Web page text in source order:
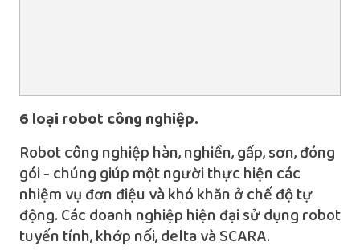
6 loại robot công nghiệp.
Robot công nghiệp hàn, nghiền, gấp, sơn, đóng
gói - chúng giúp một người thực hiện các
nhiệm vụ đơn điệu và khó khăn ở chế độ tự
động. Các doanh nghiệp hiện đại sử dụng robot
tuyến tính, khớp nối, delta và SCARA.